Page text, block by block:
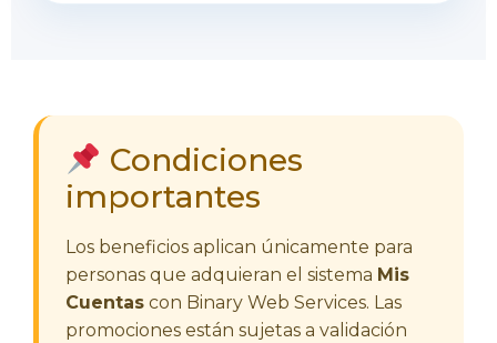
Condiciones
importantes
Los beneficios aplican únicamente para
personas que adquieran el sistema Mis
Cuentas con Binary Web Services. Las
promociones están sujetas a validación